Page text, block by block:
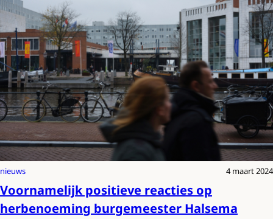
nieuws 4 maart 2024
Voornamelijk positieve reacties op
herbenoeming burgemeester Halsema